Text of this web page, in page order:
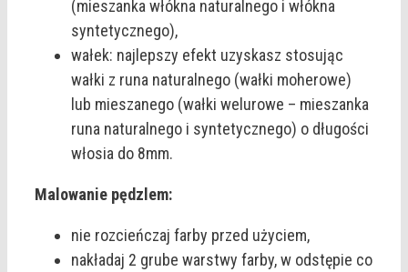
(mieszanka włókna naturalnego i włókna
syntetycznego),
wałek: najlepszy efekt uzyskasz stosując
wałki z runa naturalnego (wałki moherowe)
lub mieszanego (wałki welurowe – mieszanka
runa naturalnego i syntetycznego) o długości
włosia do 8mm.
Malowanie pędzlem:
nie rozcieńczaj farby przed użyciem,
nakładaj 2 grube warstwy farby, w odstępie co